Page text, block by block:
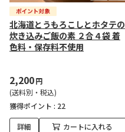
北海道とうもろこしとホタテの
炊き込みご飯の素 ２合４袋 着
色料・保存料不使用
2,200円
(送料別・税込)
獲得ポイント : 22
詳細 カートに入れる